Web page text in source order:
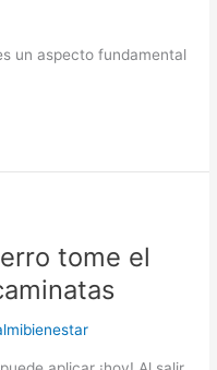
un aspecto fundamental
tome el